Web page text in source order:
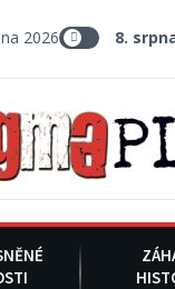
2026
8. srpna 2008 :